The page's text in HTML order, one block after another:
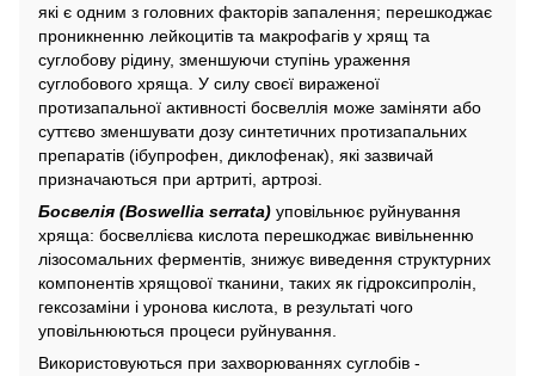
які є одним з головних факторів запалення; перешкоджає
проникненню лейкоцитів та макрофагів у хрящ та
суглобову рідину, зменшуючи ступінь ураження
суглобового хряща. У силу своєї вираженої
протизапальної активності босвеллія може заміняти або
суттєво зменшувати дозу синтетичних протизапальних
препаратів (ібупрофен, диклофенак), які зазвичай
призначаються при артриті, артрозі.
Босвелія (Boswellia serrata) уповільнює руйнування
хряща: босвеллієва кислота перешкоджає вивільненню
лізосомальних ферментів, знижує виведення структурних
компонентів хрящової тканини, таких як гідроксипролін,
гексозаміни і уронова кислота, в результаті чого
уповільнюються процеси руйнування.
Використовуються при захворюваннях суглобів -